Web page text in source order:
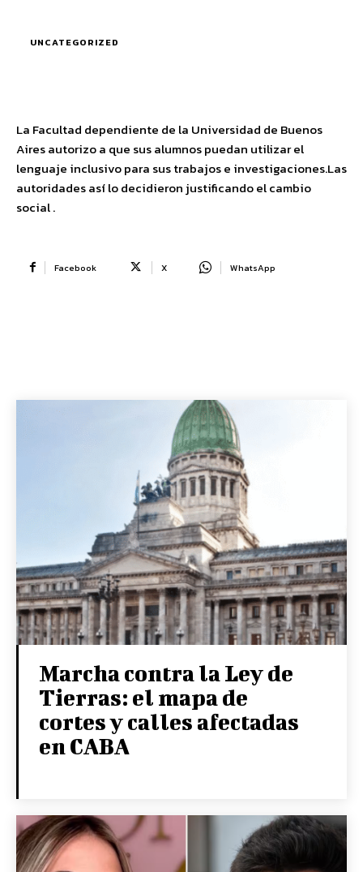
UNCATEGORIZED
La Facultad dependiente de la Universidad de Buenos
Aires autorizo a que sus alumnos puedan utilizar el
lenguaje inclusivo para sus trabajos e investigaciones.Las
autoridades así lo decidieron justificando el cambio
social .
Facebook X WhatsApp
Marcha contra la Ley de
Tierras: el mapa de
cortes y calles afectadas
en CABA